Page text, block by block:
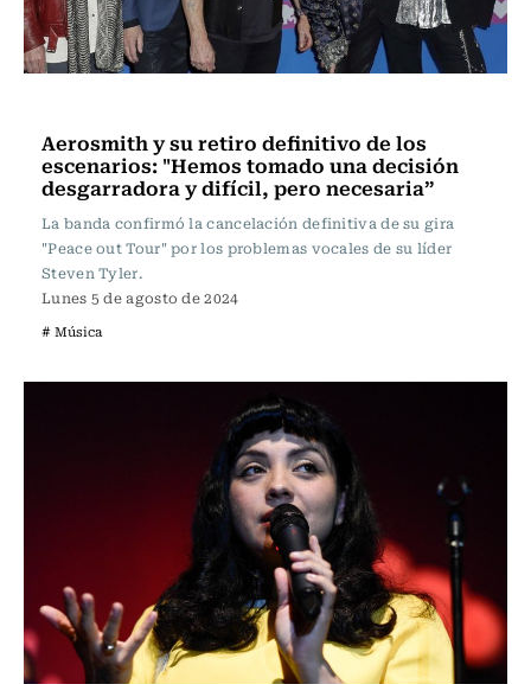
Aerosmith y su retiro definitivo de los
escenarios: "Hemos tomado una decisión
desgarradora y difícil, pero necesaria”
La banda confirmó la cancelación definitiva de su gira
"Peace out Tour" por los problemas vocales de su líder
Steven Tyler.
Lunes 5 de agosto de 2024
# Música